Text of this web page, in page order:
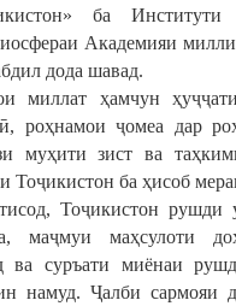
ба Институти
Академияи
дода шавад.
миллат ҳамчун
роҳнамои ҷомеа дар
муҳити зист ва
Тоҷикистон ба ҳисоб
Тоҷикистон рушди
маҷмуи маҳсулоти
ва суръати миёнаи
намуд. Ҷалби сармояи